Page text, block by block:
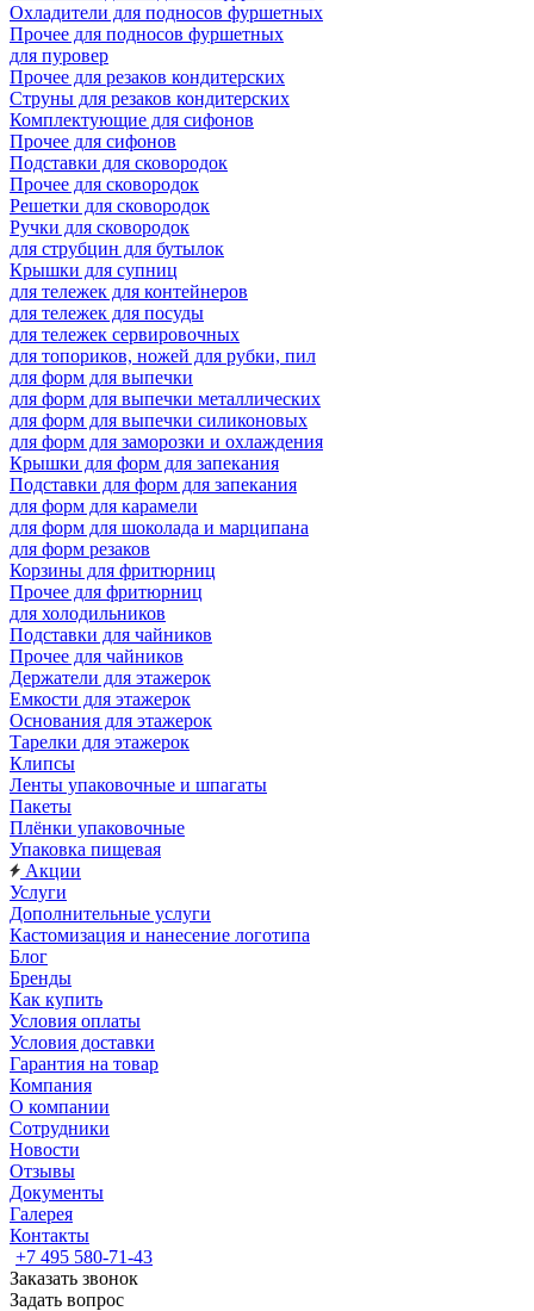
Охладители для подносов фуршетных
Прочее для подносов фуршетных
для пуровер
Прочее для резаков кондитерских
Струны для резаков кондитерских
Комплектующие для сифонов
Прочее для сифонов
Подставки для сковородок
Прочее для сковородок
Решетки для сковородок
Ручки для сковородок
для струбцин для бутылок
Крышки для супниц
для тележек для контейнеров
для тележек для посуды
для тележек сервировочных
для топориков, ножей для рубки, пил
для форм для выпечки
для форм для выпечки металлических
для форм для выпечки силиконовых
для форм для заморозки и охлаждения
Крышки для форм для запекания
Подставки для форм для запекания
для форм для карамели
для форм для шоколада и марципана
для форм резаков
Корзины для фритюрниц
Прочее для фритюрниц
для холодильников
Подставки для чайников
Прочее для чайников
Держатели для этажерок
Емкости для этажерок
Основания для этажерок
Тарелки для этажерок
Клипсы
Ленты упаковочные и шпагаты
Пакеты
Плёнки упаковочные
Упаковка пищевая
Акции
Услуги
Дополнительные услуги
Кастомизация и нанесение логотипа
Блог
Бренды
Как купить
Условия оплаты
Условия доставки
Гарантия на товар
Компания
О компании
Сотрудники
Новости
Отзывы
Документы
Галерея
Контакты
+7 495 580-71-43
Заказать звонок
Задать вопрос